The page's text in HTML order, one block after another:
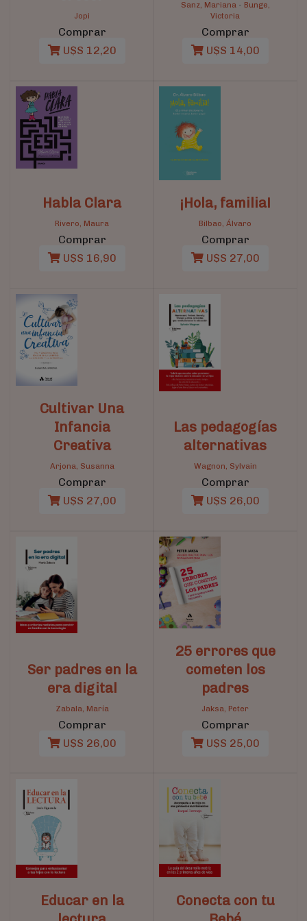
Jopi
Comprar
U$S 12,20
Sanz, Mariana- Bunge,
Victoria
Comprar
U$S 14,00
Habla Clara
Rivero, Maura
Comprar
U$S 16,90
¡Hola, familia!
Bilbao, Álvaro
Comprar
U$S 27,00
Cultivar Una
Infancia
Creativa
Arjona, Susanna
Comprar
U$S 27,00
Las pedagogías
alternativas
Wagnon, Sylvain
Comprar
U$S 26,00
Ser padres en la
era digital
Zabala, María
Comprar
U$S 26,00
25 errores que
cometen los
padres
Jaksa, Peter
Comprar
U$S 25,00
Educar en la
Conecta con tu